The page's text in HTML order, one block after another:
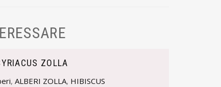
ZOLLA
, ALBERI ZOLLA, HIBISCUS